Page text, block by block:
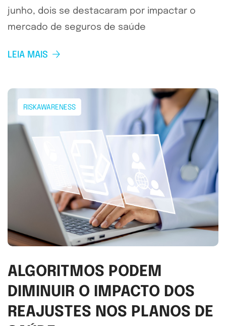
junho, dois se destacaram por impactar o
mercado de seguros de saúde
LEIA MAIS
RISKAWARENESS
ALGORITMOS PODEM
DIMINUIR O IMPACTO DOS
REAJUSTES NOS PLANOS DE